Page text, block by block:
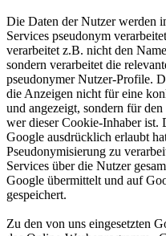
Die Daten der Nutzer werden
Services pseudonym
verarbeitet z.B. nicht den
sondern verarbeitet die
pseudonymer Nutzer-Profile.
die Anzeigen nicht für eine
und angezeigt, sondern für
wer dieser Cookie-Inhaber
Google ausdrücklich erlaubt
Pseudonymisierung zu
Services über die Nutzer
Google übermittelt und auf
gespeichert.
Zu den von uns eingesetzten